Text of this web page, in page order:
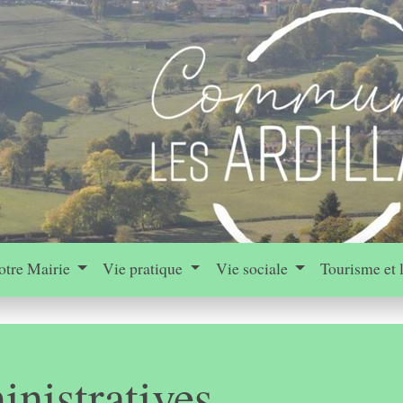
Mairie Vie pratique Vie sociale Tourisme et